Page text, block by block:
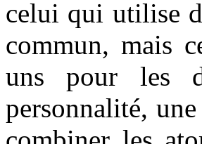
celui qui utilise
commun, mais
uns pour les
personnalité,